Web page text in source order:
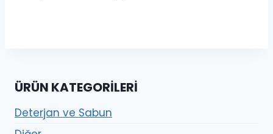
ÜRÜN KATEGORILERI
Deterjan ve Sabun